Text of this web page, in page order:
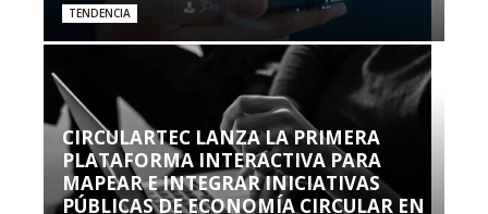
TENDENCIA
CIRCULARTEC LANZA LA PRIMERA
PLATAFORMA INTERACTIVA PARA
MAPEAR E INTEGRAR INICIATIVAS
PÚBLICAS DE ECONOMÍA CIRCULAR EN